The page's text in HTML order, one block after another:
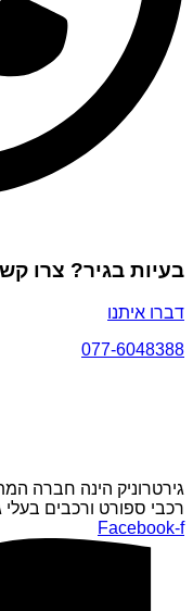
בעיות בגיר? צרו
דברו איתנו
077-6048388
גירטרוניק הינה חברה
רכבי ספורט ורכבים
Facebook-f